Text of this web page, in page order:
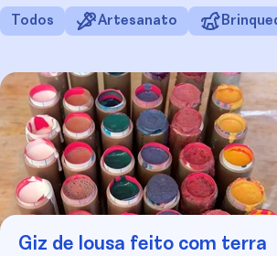
Todos Artesanato
Giz de lousa feito com terra